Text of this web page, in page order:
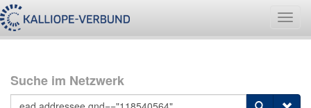
Suche im Netzwerk